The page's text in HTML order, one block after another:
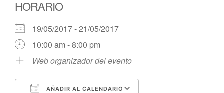
HORARIO
19/05/2017 - 21/05/2017
10:00 am - 8:00 pm
Web organizador del evento
AÑADIR AL CALENDARIO